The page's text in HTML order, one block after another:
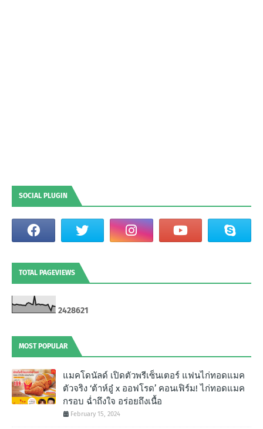
SOCIAL PLUGIN
TOTAL PAGEVIEWS
2428621
MOST POPULAR
แมคโดนัลด์ เปิดตัวพรีเซ็นเตอร์ แฟนไก่ทอดแมค
ตัวจริง ‘ต้าห์อู๋ x ออฟโรด’ คอนเฟิร์ม! ไก่ทอดแมค
กรอบ ฉํ่าถึงใจ อร่อยถึงเนื้อ
February 15, 2024